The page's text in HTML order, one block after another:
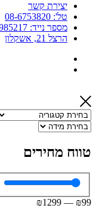
יצירת קשר
טל': 08-6753820
מספר נייד: 055-9985217
הרצל 21, אשקלון
טווח מחירים
₪99
—
₪1299